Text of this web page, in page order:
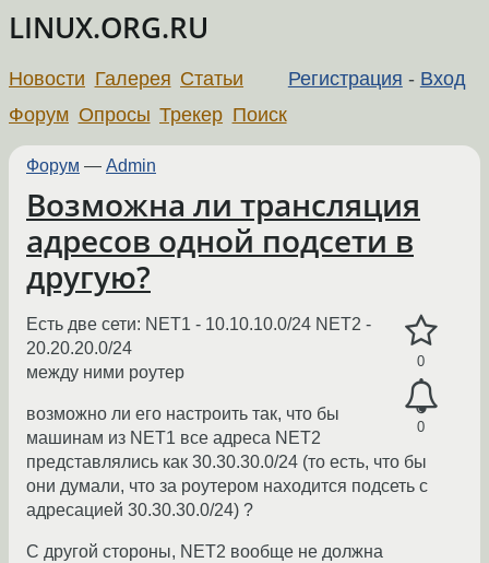
LINUX.ORG.RU
Регистрация - Вход
Новости Галерея Статьи
Форум Опросы Трекер Поиск
Форум — Admin
Возможна ли трансляция
адресов одной подсети в
другую?
0
0
Есть две сети: NET1 - 10.10.10.0/24 NET2 -
20.20.20.0/24
между ними роутер
возможно ли его настроить так, что бы
машинам из NET1 все адреса NET2
представлялись как 30.30.30.0/24 (то есть, что бы
они думали, что за роутером находится подсеть с
адресацией 30.30.30.0/24) ?
С другой стороны, NET2 вообще не должна